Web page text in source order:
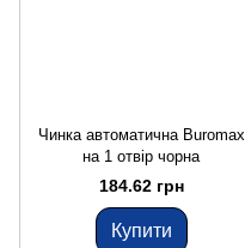
Чинка автоматична Buromax
на 1 отвір чорна
184.62 грн
Купити